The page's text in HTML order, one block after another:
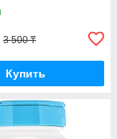
3 500 ₸
Купить